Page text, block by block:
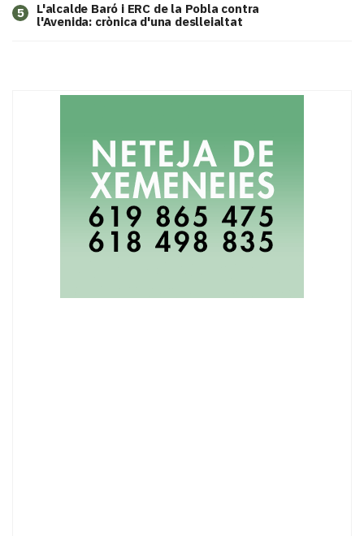
5
L'alcalde Baró i ERC de la Pobla contra
l'Avenida: crònica d'una deslleialtat